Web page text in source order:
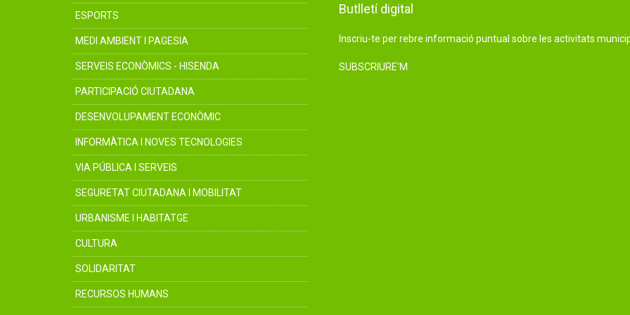
ESPORTS
MEDI AMBIENT I PAGESIA
SERVEIS ECONÒMICS - HISENDA
PARTICIPACIÓ CIUTADANA
DESENVOLUPAMENT ECONÒMIC
INFORMÀTICA I NOVES TECNOLOGIES
VIA PÚBLICA I SERVEIS
SEGURETAT CIUTADANA I MOBILITAT
URBANISME I HABITATGE
CULTURA
SOLIDARITAT
RECURSOS HUMANS
Butlletí digital
Inscriu-te per rebre informació puntual sobre les activitats
SUBSCRIURE'M